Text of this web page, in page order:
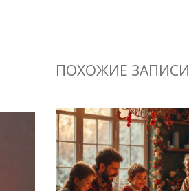
ПОХОЖИЕ ЗАПИСИ